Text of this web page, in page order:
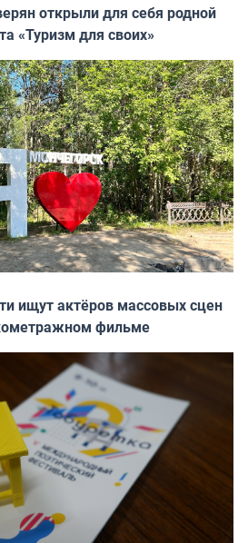
открыли для себя родной
«Туризм для своих»
ищут актёров массовых сцен
фильме